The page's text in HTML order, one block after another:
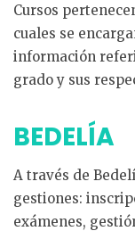
Cursos
cuales se
información
grado y sus
BEDELÍA
A través de
gestiones:
exámenes,